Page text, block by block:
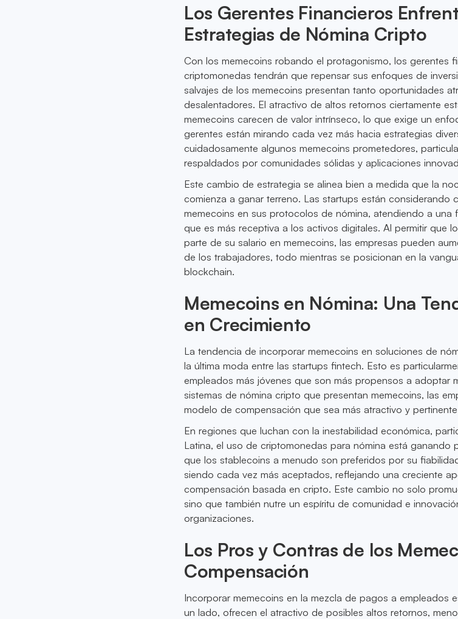
Los Gerentes Financieros
Estrategias de Nómina Cripto
Con los memecoins robando el protagonismo, los gerentes
criptomonedas tendrán que repensar sus enfoques de
salvajes de los memecoins presentan tanto oportunidades
desalentadores. El atractivo de altos retornos ciertamente
memecoins carecen de valor intrínseco, lo que exige un
gerentes están mirando cada vez más hacia estrategias
cuidadosamente algunos memecoins prometedores,
respaldados por comunidades sólidas y aplicaciones
Este cambio de estrategia se alinea bien a medida que la
comienza a ganar terreno. Las startups están considerando
memecoins en sus protocolos de nómina, atendiendo a una
que es más receptiva a los activos digitales. Al permitir que
parte de su salario en memecoins, las empresas pueden
de los trabajadores, todo mientras se posicionan en la
blockchain.
Memecoins en Nómina: Una
en Crecimiento
La tendencia de incorporar memecoins en soluciones de
la última moda entre las startups fintech. Esto es
empleados más jóvenes que son más propensos a adoptar
sistemas de nómina cripto que presentan memecoins, las
modelo de compensación que sea más atractivo y
En regiones que luchan con la inestabilidad económica,
Latina, el uso de criptomonedas para nómina está ganando
que los stablecoins a menudo son preferidos por su
siendo cada vez más aceptados, reflejando una creciente
compensación basada en cripto. Este cambio no solo
sino que también nutre un espíritu de comunidad e
organizaciones.
Los Pros y Contras de los
Compensación
Incorporar memecoins en la mezcla de pagos a empleados
un lado, ofrecen el atractivo de posibles altos retornos,